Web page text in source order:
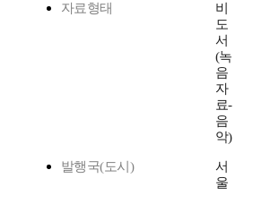
자료형태
비
도
서
(녹
음
자
료-
음
악)
발행국(도시)
서
울